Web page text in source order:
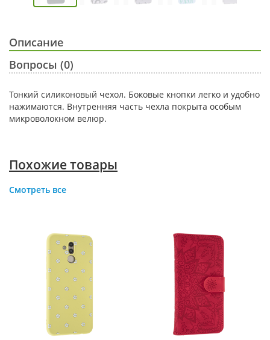
Описание
Вопросы (0)
Тонкий силиконовый чехол. Боковые кнопки легко и удобно
нажимаются. Внутренняя часть чехла покрыта особым
микроволокном велюр.
Похожие товары
Смотреть все